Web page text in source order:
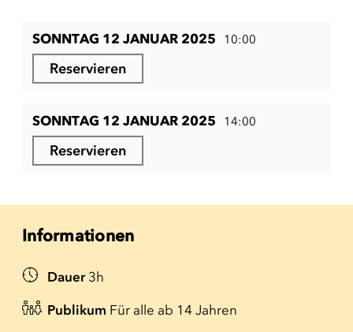
SONNTAG 12 JANUAR 2025 10:00
Reservieren
SONNTAG 12 JANUAR 2025 14:00
Reservieren
Informationen
Dauer 3h
Publikum Für alle ab 14 Jahren